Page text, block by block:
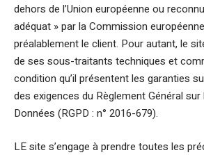
dehors de l’Union européenne ou
adéquat » par la Commission
préalablement le client. Pour autant, le
de ses sous-traitants techniques et
condition qu’il présentent les garanties
des exigences du Règlement Général
Données (RGPD : n° 2016-679).
LE site s’engage à prendre toutes les